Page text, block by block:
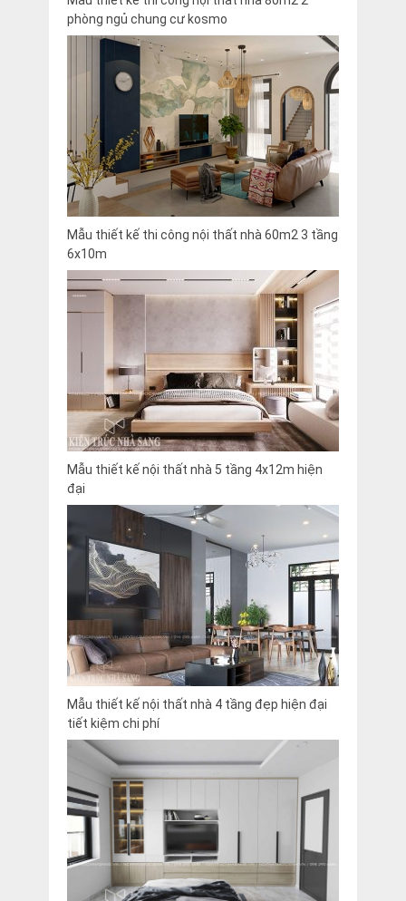
phòng ngủ chung cư kosmo
Mẫu thiết kế thi công nội thất nhà 60m2 3 tầng
6x10m
Mẫu thiết kế nội thất nhà 5 tầng 4x12m hiện
đại
Mẫu thiết kế nội thất nhà 4 tầng đẹp hiện đại
tiết kiệm chi phí